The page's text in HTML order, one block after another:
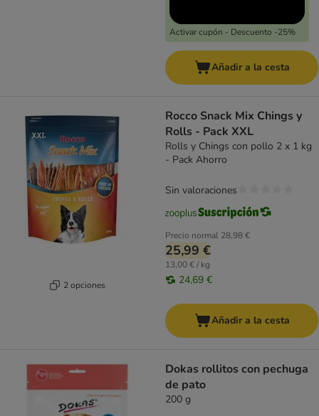
Activar cupón - Descuento -25%
Añadir a la cesta
2 opciones
Rocco Snack Mix Chings y
Rolls - Pack XXL
Rolls y Chings con pollo 2 x 1 kg
- Pack Ahorro
Precio normal 28,98 €
25,99 €
13,00 € / kg
24,69 €
Sin valoraciones
Añadir a la cesta
Dokas rollitos con pechuga
de pato
200 g